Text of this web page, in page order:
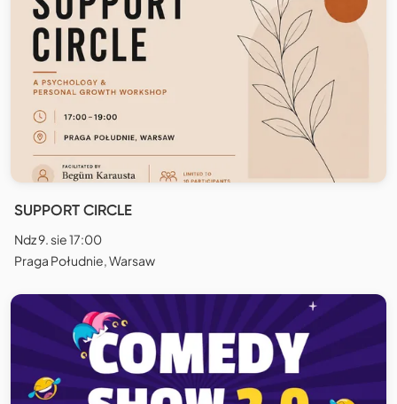
SUPPORT CIRCLE
Ndz 9. sie 17:00
Praga Południe, Warsaw